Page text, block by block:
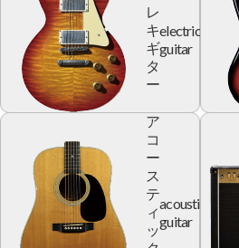
レ
キ
ギ
タ
ー
electric
guitar
ア
コ
ー
ス
テ
ィ
ッ
acoustic
guitar